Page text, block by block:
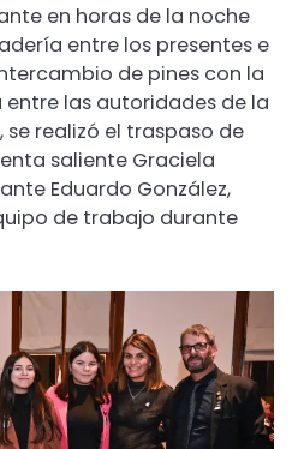
en horas de la noche
entre los presentes e
de pines con la
las autoridades de la
realizó el traspaso de
saliente Graciela
Eduardo González,
de trabajo durante